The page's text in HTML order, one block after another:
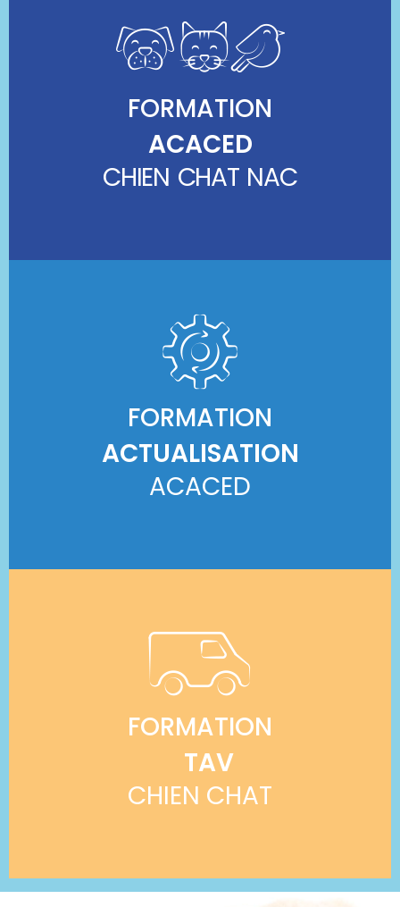
FORMATION
ACACED
CHIEN CHAT NAC
FORMATION
ACTUALISATION
ACACED
FORMATION
TAV
CHIEN CHAT